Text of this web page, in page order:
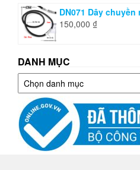
DN071 Dây
150,000 ₫
DANH MỤC
Danh
mục